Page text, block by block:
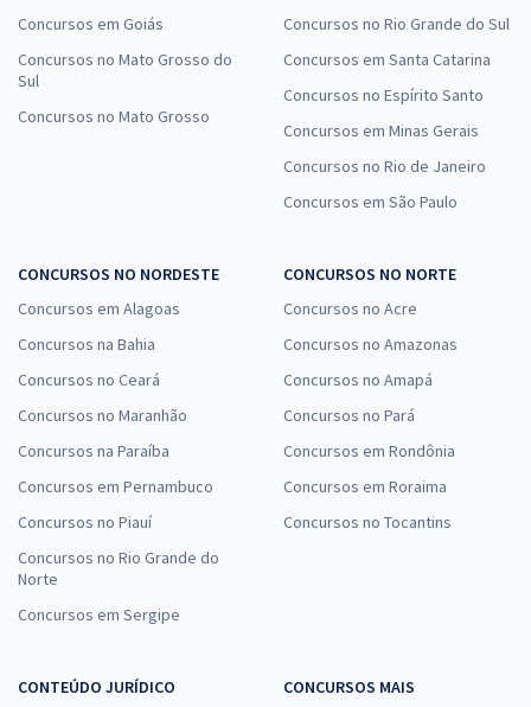
Concursos em Goiás
Concursos no Mato Grosso do
Sul
Concursos no Mato Grosso
Concursos no Rio Grande do Sul
Concursos em Santa Catarina
Concursos no Espírito Santo
Concursos em Minas Gerais
Concursos no Rio de Janeiro
Concursos em São Paulo
CONCURSOS NO NORDESTE
Concursos em Alagoas
Concursos na Bahia
Concursos no Ceará
Concursos no Maranhão
Concursos na Paraíba
Concursos em Pernambuco
Concursos no Piauí
Concursos no Rio Grande do
Norte
Concursos em Sergipe
CONCURSOS NO NORTE
Concursos no Acre
Concursos no Amazonas
Concursos no Amapá
Concursos no Pará
Concursos em Rondônia
Concursos em Roraima
Concursos no Tocantins
CONTEÚDO JURÍDICO
CONCURSOS MAIS